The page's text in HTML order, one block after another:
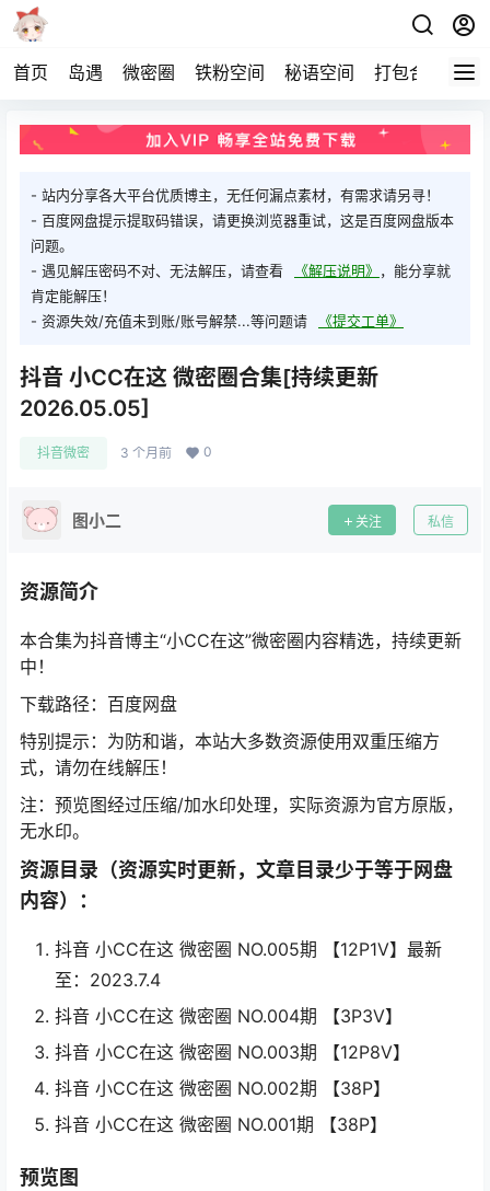
首页 岛遇 微密圈 铁粉空间 秘语空间 打包合集 关
- 站内分享各大平台优质博主，无任何漏点素材，有需求请另寻！
- 百度网盘提示提取码错误，请更换浏览器重试，这是百度网盘版本
问题。
- 遇见解压密码不对、无法解压，请查看
《解压说明》 ，能分享就
肯定能解压！
- 资源失效/充值未到账/账号解禁...等问题请
《提交工单》
抖音 小CC在这 微密圈合集[持续更新
2026.05.05]
抖音微密 3 个月前 0
图小二 关注 私信
资源简介
本合集为抖音博主“小CC在这”微密圈内容精选，持续更新
中！
下载路径：百度网盘
特别提示：为防和谐，本站大多数资源使用双重压缩方
式，请勿在线解压！
注：预览图经过压缩/加水印处理，实际资源为官方原版，
无水印。
资源目录（资源实时更新，文章目录少于等于网盘
内容）：
抖音 小CC在这 微密圈 NO.005期 【12P1V】最新
至：2023.7.4
抖音 小CC在这 微密圈 NO.004期 【3P3V】
抖音 小CC在这 微密圈 NO.003期 【12P8V】
抖音 小CC在这 微密圈 NO.002期 【38P】
抖音 小CC在这 微密圈 NO.001期 【38P】
预览图